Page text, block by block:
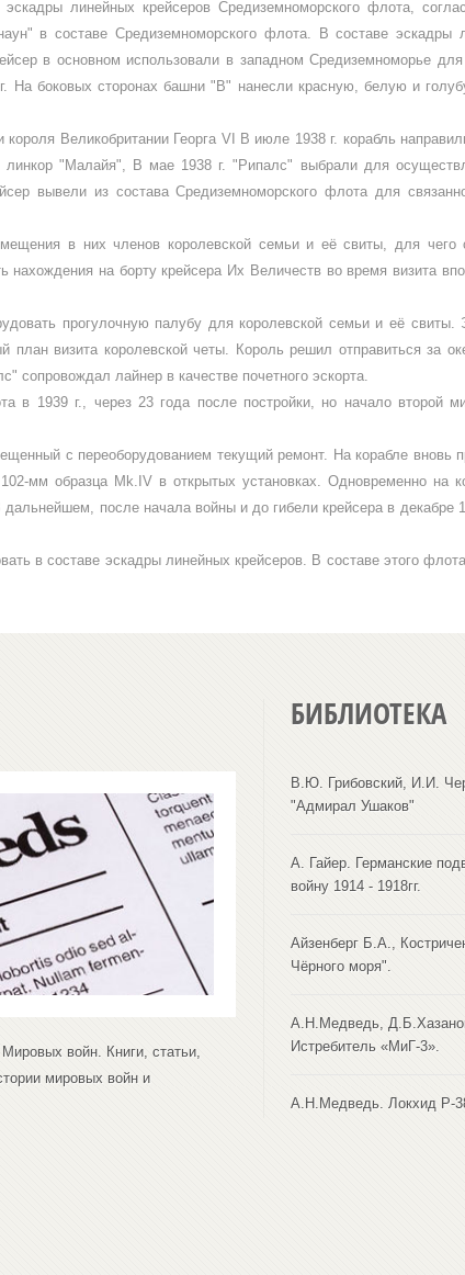
линейных крейсеров Средиземноморского флота,
в составе Средизем­номорского флота. В составе эскадры
в основ­ном использовали в западном Средиземномо­рье
На боковых сторонах башни "В" нанесли красную, белую и
Великобрита­нии Георга VI
В июле 1938 г. корабль
линкор "Малайя", В мае 1938 г. "Рипалс" выбрали для
вывели из состава Среди­земноморского флота для
в них членов коро­левской семьи и её свиты, для чего
на борту крейсера Их Величеств во время ви­зита
прогулочную палу­бу для королевской семьи и её
план визи­та королевской четы. Король решил отпра­виться за
сопровождал лайнер в качестве почетного эскорта.
в 1939 г., через 23 года после постройки, но начало второй
с переоборудова­нием текущий ремонт. На корабле вновь
мм образца Mk. IV в открытых установках. Од­новременно на
после начала войны и до гибели крейсера в декабре
в составе эскадры линей­ных крейсеров. В составе этого
войн. Книги, статьи,
мировых войн и
БИБЛИОТЕКА
В.Ю. Грибовский, И.И.
"Адмирал Ушаков"
А. Гайер. Германские
войну 1914 - 1918гг.
Айзенберг Б.А.,
Чёрного моря".
А.Н.Медведь,
Истребитель «МиГ-3».
А.Н.Медведь. Локхид Р-